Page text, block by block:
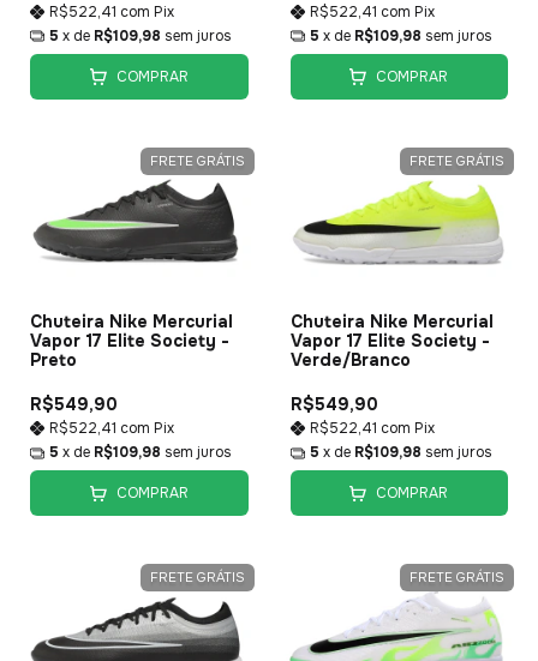
R$522,41 com Pix
5 x de R$109,98 sem juros
COMPRAR
R$522,41 com Pix
5 x de R$109,98 sem juros
COMPRAR
FRETE GRÁTIS
Chuteira Nike Mercurial
Vapor 17 Elite Society -
Preto
R$549,90
R$522,41 com Pix
5 x de R$109,98 sem juros
COMPRAR
FRETE GRÁTIS
Chuteira Nike Mercurial
Vapor 17 Elite Society -
Verde/Branco
R$549,90
R$522,41 com Pix
5 x de R$109,98 sem juros
COMPRAR
FRETE GRÁTIS FRETE GRÁTIS